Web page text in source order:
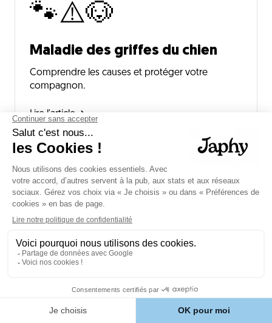
🐾⚠️🐶
Maladie des griffes du chien
Comprendre les causes et protéger votre
compagnon.
Lire l'article
🐱🌍
Croquettes pour chat Européen
Optez pour des croquettes adaptées au chat
Lire l'article
Trouvez la recette idéale